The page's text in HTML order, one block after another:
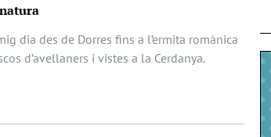
dia des de Dorres fins a l’ermita romànica
d’avellaners i vistes a la Cerdanya.